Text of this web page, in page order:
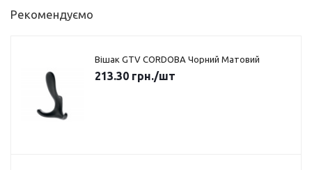
Рекомендуємо
Вішак GTV CORDOBA Чорний Матовий
213.30 грн./шт